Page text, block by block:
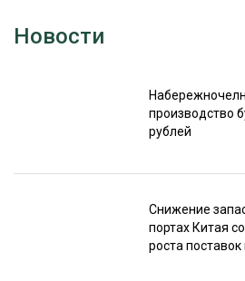
Новости
производство
рублей
Снижение
портах Китая
роста